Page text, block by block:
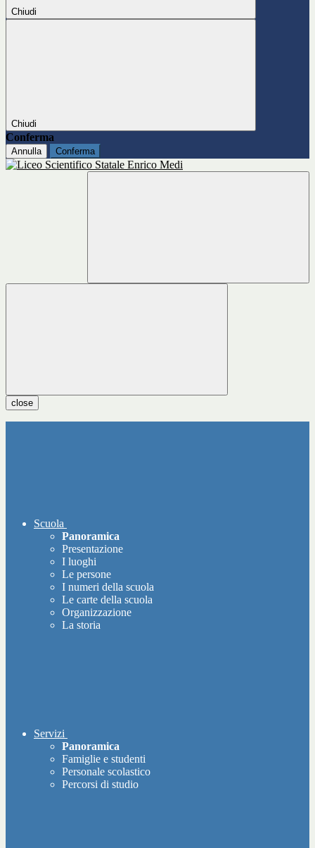
Chiudi
Chiudi
Conferma
Annulla Conferma
close
Scuola
Panoramica
Presentazione
I luoghi
Le persone
I numeri della scuola
Le carte della scuola
Organizzazione
La storia
Servizi
Panoramica
Famiglie e studenti
Personale scolastico
Percorsi di studio